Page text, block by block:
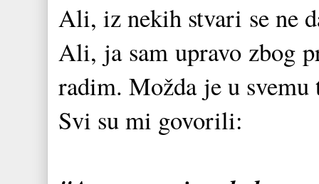
Ali, iz nekih stvari se ne
Ali, ja sam upravo zbog
radim. Možda je u
Svi su mi govorili: